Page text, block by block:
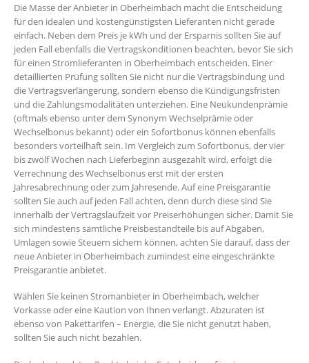
Die Masse der Anbieter in Oberheimbach macht die Entscheidung
für den idealen und kostengünstigsten Lieferanten nicht gerade
einfach. Neben dem Preis je kWh und der Ersparnis sollten Sie auf
jeden Fall ebenfalls die Vertragskonditionen beachten, bevor Sie sich
für einen Stromlieferanten in Oberheimbach entscheiden. Einer
detaillierten Prüfung sollten Sie nicht nur die Vertragsbindung und
die Vertragsverlängerung, sondern ebenso die Kündigungsfristen
und die Zahlungsmodalitäten unterziehen. Eine Neukundenprämie
(oftmals ebenso unter dem Synonym Wechselprämie oder
Wechselbonus bekannt) oder ein Sofortbonus können ebenfalls
besonders vorteilhaft sein. Im Vergleich zum Sofortbonus, der vier
bis zwölf Wochen nach Lieferbeginn ausgezahlt wird, erfolgt die
Verrechnung des Wechselbonus erst mit der ersten
Jahresabrechnung oder zum Jahresende. Auf eine Preisgarantie
sollten Sie auch auf jeden Fall achten, denn durch diese sind Sie
innerhalb der Vertragslaufzeit vor Preiserhöhungen sicher. Damit Sie
sich mindestens sämtliche Preisbestandteile bis auf Abgaben,
Umlagen sowie Steuern sichern können, achten Sie darauf, dass der
neue Anbieter in Oberheimbach zumindest eine eingeschränkte
Preisgarantie anbietet.
Wählen Sie keinen Stromanbieter in Oberheimbach, welcher
Vorkasse oder eine Kaution von Ihnen verlangt. Abzuraten ist
ebenso von Pakettarifen – Energie, die Sie nicht genutzt haben,
sollten Sie auch nicht bezahlen.